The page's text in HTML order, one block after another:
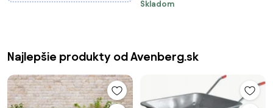
Skladom
Najlepšie produkty od Avenberg.sk